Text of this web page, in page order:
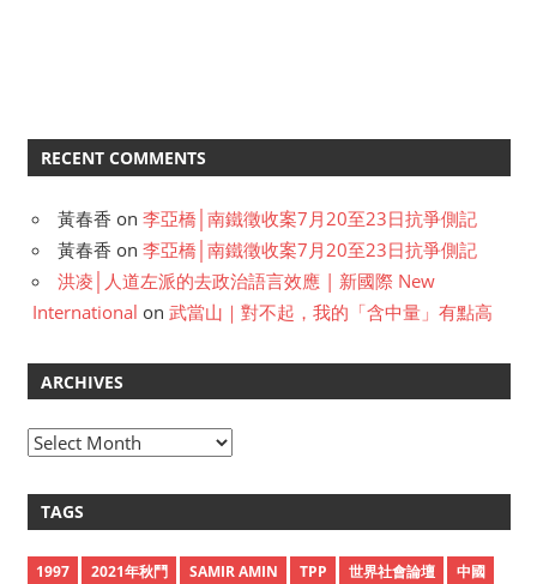
RECENT COMMENTS
黃春香 on 李亞橋│南鐵徵收案7月20至23日抗爭側記
黃春香 on 李亞橋│南鐵徵收案7月20至23日抗爭側記
洪凌│人道左派的去政治語言效應 | 新國際 New
International on 武當山｜對不起，我的「含中量」有點高
ARCHIVES
A
h
TAGS
1997 2021年秋鬥 SAMIR AMIN TPP 世界社會論壇
中國